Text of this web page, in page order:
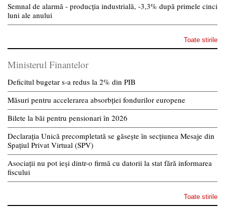
Semnal de alarmă - producția industrială, -3,3% după primele cinci
luni ale anului
Toate stirile
Ministerul Finantelor
Deficitul bugetar s-a redus la 2% din PIB
Măsuri pentru accelerarea absorbției fondurilor europene
Bilete la băi pentru pensionari în 2026
Declarația Unică precompletată se găsește în secțiunea Mesaje din
Spațiul Privat Virtual (SPV)
Asociații nu pot ieși dintr-o firmă cu datorii la stat fără informarea
fiscului
Toate stirile